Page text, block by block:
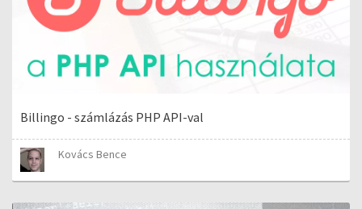
Billingo - számlázás PHP API-val
Kovács Bence